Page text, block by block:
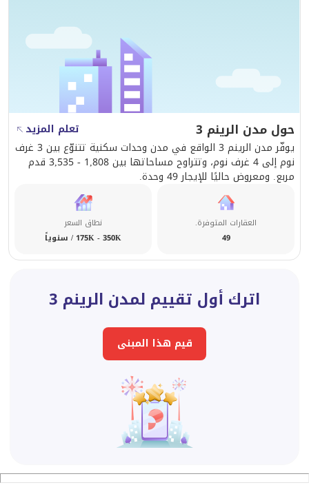
حول مدن الرينم 3
تعلم المزيد
يوفّر مدن الرينم 3 الواقع في مدن وحدات سكنية تتنوّع بين 3 غرف
نوم إلى 4 غرف نوم، وتتراوح مساحاتها بين 1,808 - 3,535 قدم
مربع. ومعروض حاليًا للإيجار 49 وحدة.
العقارات المتوفرة.
49
نطاق السعر
175K - 350K / سنوياً
اترك أول تقييم لمدن الرينم 3
قيم هذا المبنى